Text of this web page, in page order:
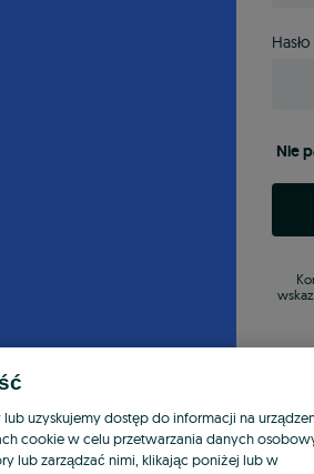
Hasło
Nie
uzyskujemy dostęp do informacji na
cookie w celu przetwarzania danych
lub zarządzać nimi, klikając poniżej lub w